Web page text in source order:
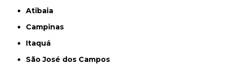
Atibaia
Campinas
Itaquá
São José dos Campos